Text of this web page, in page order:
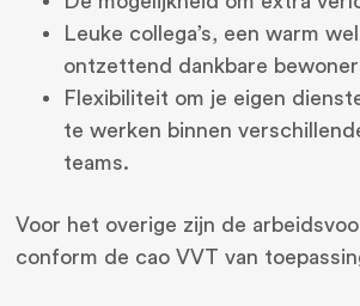
Leuke collega’s, een warm
ontzettend dankbare
Flexibiliteit om je eigen
te werken binnen
teams.
Voor het overige zijn de
conform de cao VVT van